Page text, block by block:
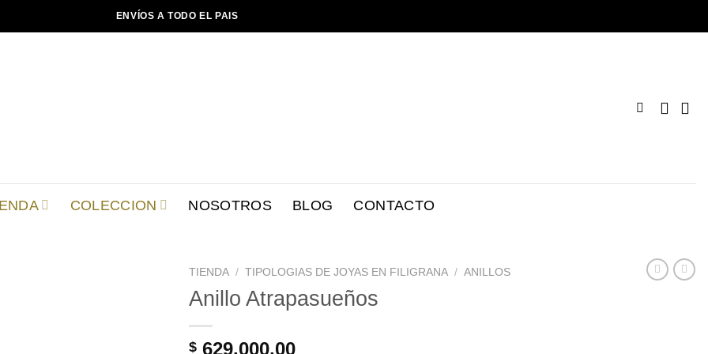
ENVÍOS A TODO EL PAIS
COLECCION NOSOTROS BLOG CONTACTO
TIENDA / TIPOLOGIAS DE JOYAS EN FILIGRANA / ANILLOS
Anillo Atrapasueños
$ 629.000,00